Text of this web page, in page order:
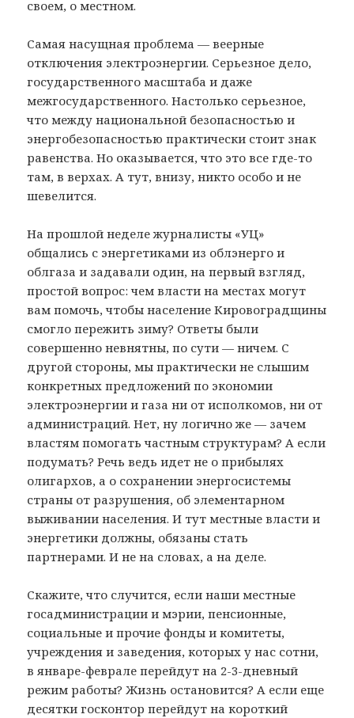
своем, о местном.
Самая насущная проблема — веерные
отключения электроэнергии. Серьезное дело,
государственного масштаба и даже
межгосударственного. Настолько серьезное,
что между национальной безопасностью и
энергобезопасностью практически стоит знак
равенства. Но оказывается, что это все где-то
там, в верхах. А тут, внизу, никто особо и не
шевелится.
На прошлой неделе журналисты «УЦ»
общались с энергетиками из облэнерго и
облгаза и задавали один, на первый взгляд,
простой вопрос: чем власти на местах могут
вам помочь, чтобы население Кировоградщины
смогло пережить зиму? Ответы были
совершенно невнятны, по сути — ничем. С
другой стороны, мы практически не слышим
конкретных предложений по экономии
электроэнергии и газа ни от исполкомов, ни от
администраций. Нет, ну логично же — зачем
властям помогать частным структурам? А если
подумать? Речь ведь идет не о прибылях
олигархов, а о сохранении энергосистемы
страны от разрушения, об элементарном
выживании населения. И тут местные власти и
энергетики должны, обязаны стать
партнерами. И не на словах, а на деле.
Скажите, что случится, если наши местные
госадминистрации и мэрии, пенсионные,
социальные и прочие фонды и комитеты,
учреждения и заведения, которых у нас сотни,
в январе-феврале перейдут на 2-3-дневный
режим работы? Жизнь остановится? А если еще
десятки госконтор перейдут на короткий